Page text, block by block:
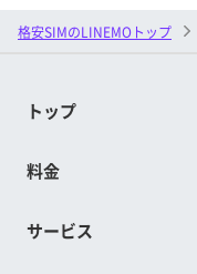
格安SIMのLINEMOトップ
トップ
料金
サービス